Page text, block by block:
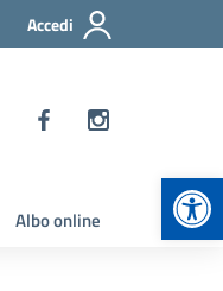
Accedi
Albo online